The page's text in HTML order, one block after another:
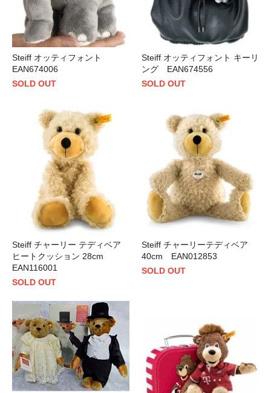
Steiff オッティフォント
EAN674006
SOLD OUT
Steiff オッティフォント キーリ
ング EAN674556
SOLD OUT
Steiff チャーリー テディベア
ヒートクッション 28cm
EAN116001
SOLD OUT
Steiff チャーリーテディベア
40cm EAN012853
SOLD OUT